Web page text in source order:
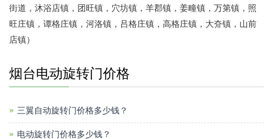
街道，沐浴店镇，团旺镇，穴坊镇，羊郡镇，姜疃镇，万第镇，照
旺庄镇，谭格庄镇，河洛镇，吕格庄镇，高格庄镇，大夼镇，山前
店镇）
烟台电动旋转门价格
三翼自动旋转门价格多少钱？
电动旋转门价格多少钱？